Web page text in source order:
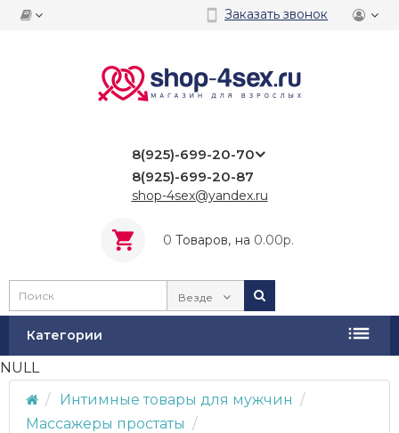
Заказать звонок
8(925)-699-20-70
8(925)-699-20-87
shop-4sex@yandex.ru
0 Tоваров, на 0.00р.
Везде
Категории
NULL
Интимные товары для мужчин
Массажеры простаты